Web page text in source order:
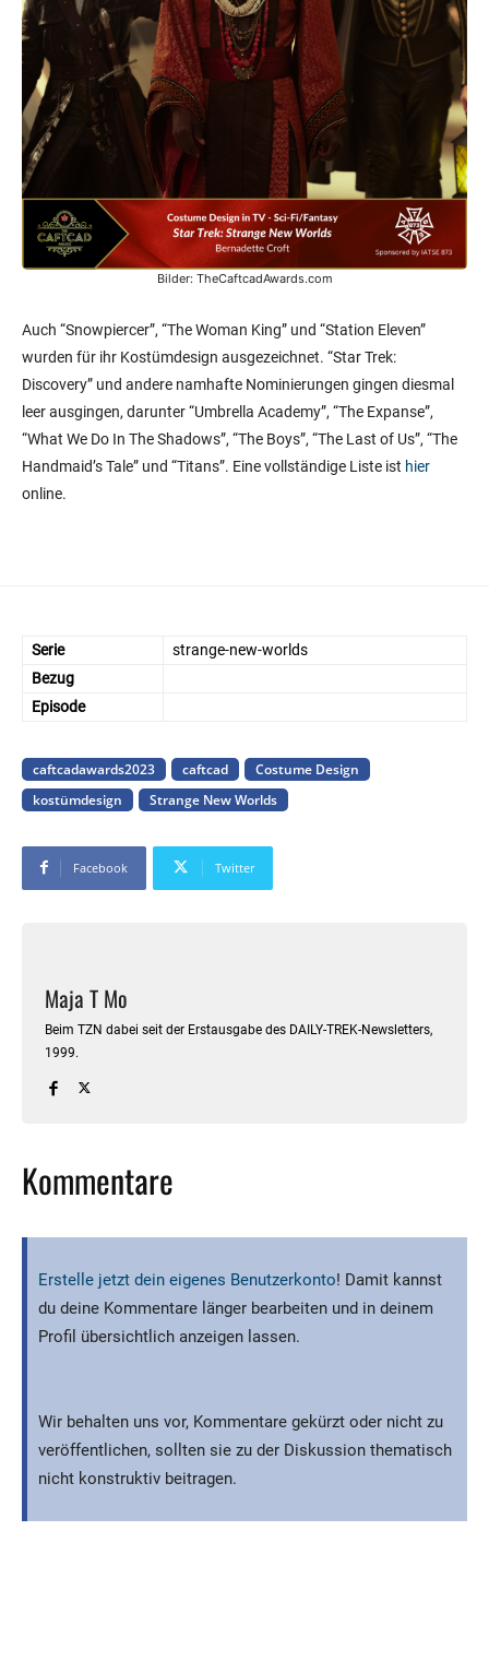
Bilder: TheCaftcadAwards.com
Auch “Snowpiercer”, “The Woman King” und “Station Eleven”
wurden für ihr Kostümdesign ausgezeichnet. “Star Trek:
Discovery” und andere namhafte Nominierungen gingen diesmal
leer ausgingen, darunter “Umbrella Academy”, “The Expanse”,
“What We Do In The Shadows”, “The Boys”, “The Last of Us”, “The
Handmaid’s Tale” und “Titans”. Eine vollständige Liste ist hier
online.
Serie
strange-new-worlds
Bezug
Episode
caftcadawards2023 caftcad
Costume Design
kostümdesign
Strange New Worlds
Facebook Twitter
Maja T Mo
Beim TZN dabei seit der Erstausgabe des DAILY-TREK-Newsletters,
1999.
Kommentare
Erstelle jetzt dein eigenes Benutzerkonto! Damit kannst
du deine Kommentare länger bearbeiten und in deinem
Profil übersichtlich anzeigen lassen.
Wir behalten uns vor, Kommentare gekürzt oder nicht zu
veröffentlichen, sollten sie zu der Diskussion thematisch
nicht konstruktiv beitragen.